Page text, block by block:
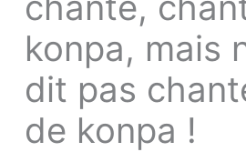
konpa, mais
dit pas
de konpa !